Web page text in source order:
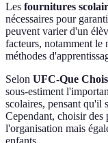
Les fournitures
nécessaires pour
peuvent varier d'un
facteurs, notamment le
méthodes
Selon UFC-Que
sous-estiment
scolaires, pensant qu'il
Cependant, choisir des
l'organisation mais